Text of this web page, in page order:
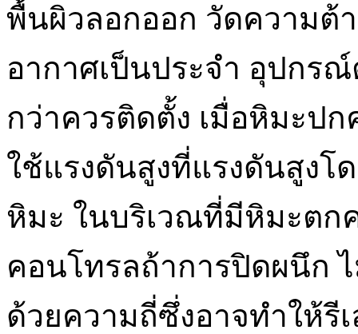
พื้นผิวลอกออก วัดความต้
อากาศเป็นประจำ อุปกร
กว่าควรติดตั้ง เมื่อหิมะป
ใช้แรงดันสูงที่แรงดันสูงโ
หิมะ ในบริเวณที่มีหิมะตก
คอนโทรลถ้าการปิดผนึก
ด้วยความถี่ซึ่งอาจทำให้รี